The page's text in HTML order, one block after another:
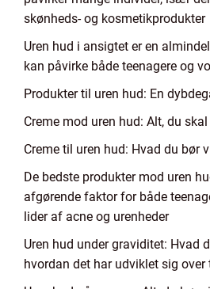
skønheds- og kosmetikprodukter
Uren hud i ansigtet er en
kan påvirke både teenagere og
Produkter til uren hud: En
Creme mod uren hud: Alt, du
Creme til uren hud: Hvad du bør
De bedste produkter mod uren
afgørende faktor for både
lider af acne og urenheder
Uren hud under graviditet: Hvad
hvordan det har udviklet sig over